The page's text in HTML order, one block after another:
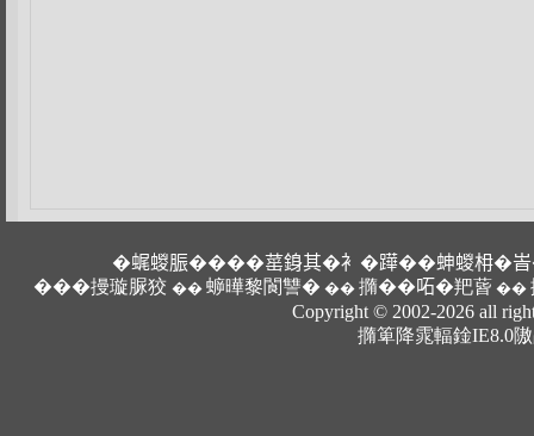
�𧋦蝬脤����䔄銵其�衤�𨅯��𧊋蝬枏
���摱璇脲狡 �� 蝷曄黎閬讐� �� 撱��𠰴�羓蒈 ��
Copyright © 2002-2026
撱箄降雿輻鍂IE8.0